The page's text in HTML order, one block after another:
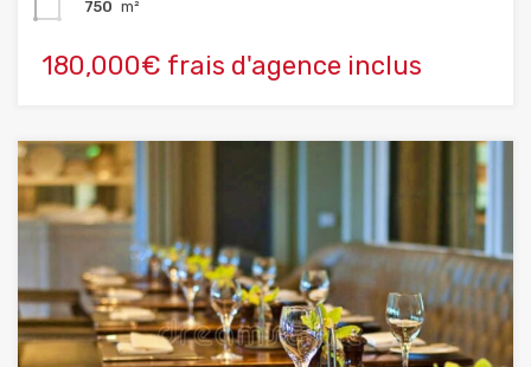
750 m²
180,000€ frais d'agence inclus